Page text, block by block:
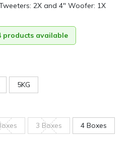
2X and 4″ Woofer: 1X
products available
5KG
3 Boxes 4 Boxes